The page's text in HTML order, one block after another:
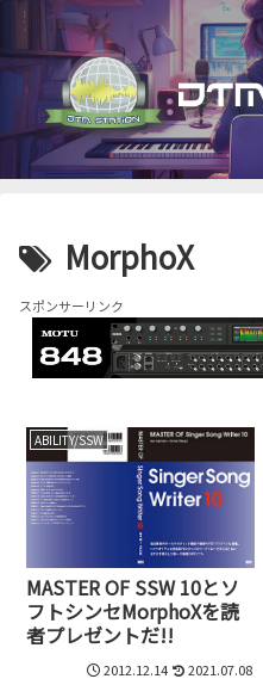
MorphoX
スポンサーリンク
ABILITY/SSW
MASTER OF SSW 10とソ
フトシンセMorphoXを読
者プレゼントだ!!
2012.12.14 2021.07.08